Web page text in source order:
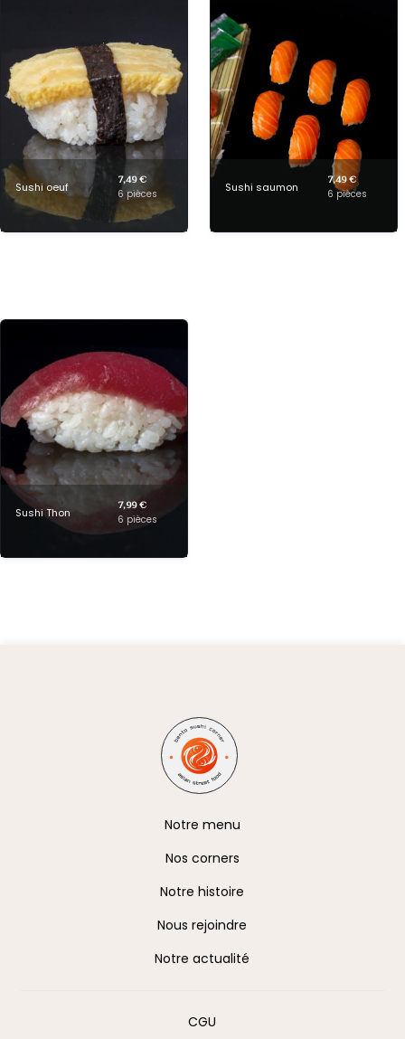
Sushi oeuf 7,49 €
6 pièces Sushi saumon 7,49 €
6 pièces
Sushi Thon 7,99 €
6 pièces
A propos
Notre menu
Nos corners
Notre histoire
Nous rejoindre
Notre actualité
Information
CGU